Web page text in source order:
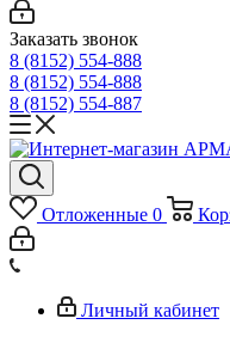
Заказать звонок
8 (8152) 554-888
8 (8152) 554-888
8 (8152) 554-887
Отложенные 0
Личный кабинет